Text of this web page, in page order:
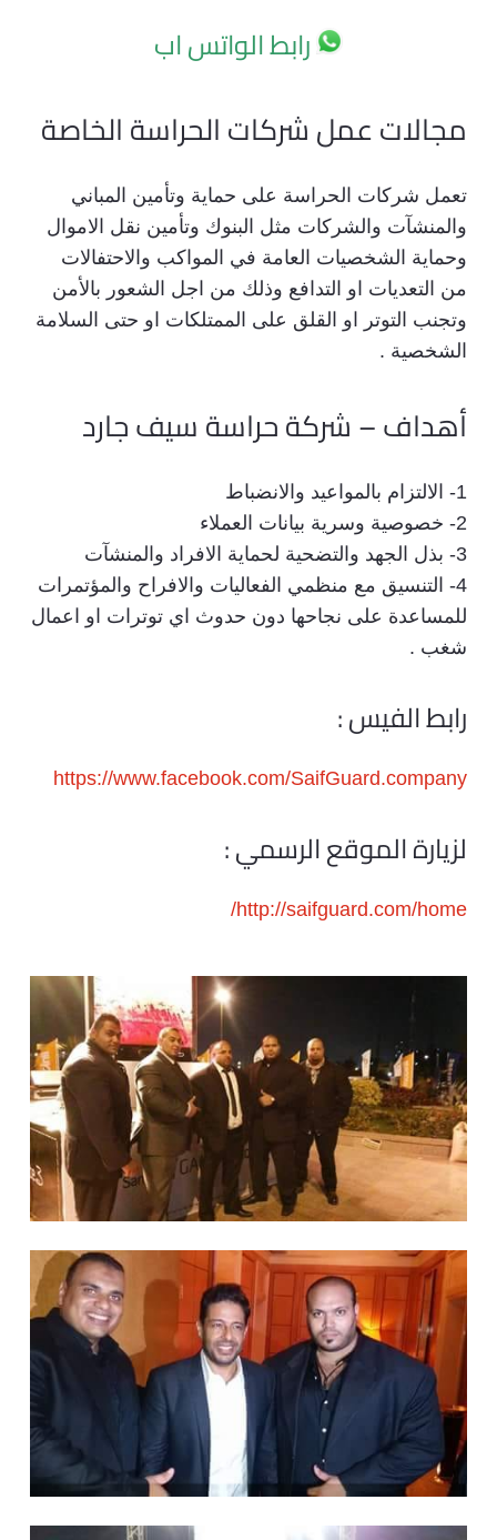
رابط الواتس اب
مجالات عمل شركات الحراسة الخاصة
تعمل شركات الحراسة على حماية وتأمين المباني
والمنشآت والشركات مثل البنوك وتأمين نقل الاموال
وحماية الشخصيات العامة في المواكب والاحتفالات
من التعديات او التدافع وذلك من اجل الشعور بالأمن
وتجنب التوتر او القلق على الممتلكات او حتى السلامة
الشخصية .
أهداف – شركة حراسة سيف جارد
1- الالتزام بالمواعيد والانضباط
2- خصوصية وسرية بيانات العملاء
3- بذل الجهد والتضحية لحماية الافراد والمنشآت
4- التنسيق مع منظمي الفعاليات والافراح والمؤتمرات
للمساعدة على نجاحها دون حدوث اي توترات او اعمال
شغب .
رابط الفيس :
https://www.facebook.com/SaifGuard.company
لزيارة الموقع الرسمي :
http://saifguard.com/home/